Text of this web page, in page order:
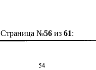
Страница №56из 61: